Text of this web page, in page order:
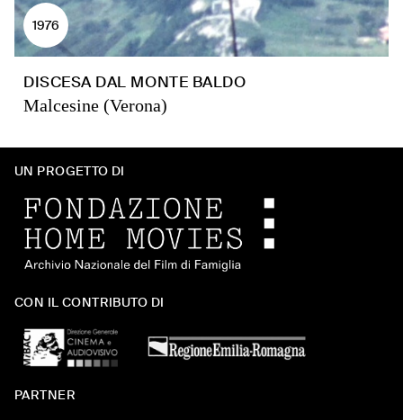
1976
DISCESA DAL MONTE BALDO
Malcesine (Verona)
UN PROGETTO DI
CON IL CONTRIBUTO DI
PARTNER